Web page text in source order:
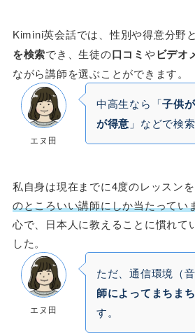
Kimini英会話では、性別や得意分野
を検索でき、生徒の口コミやビデオ
ながら講師を選ぶことができます。
エヌ田
中高生なら「子供
が得意 」などで検
私自身は現在までに4度のレッスンを
のところいい講師にしか当たってい
心で、日本人に教えることに慣れて
した。
エヌ田
ただ、通信環境（
師によってまちまち
す。